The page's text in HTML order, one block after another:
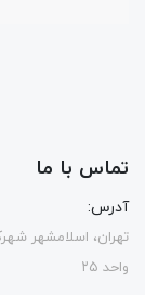
تماس با ما
آدرس:
تهران، اسلامشهر
واحد ۲۵